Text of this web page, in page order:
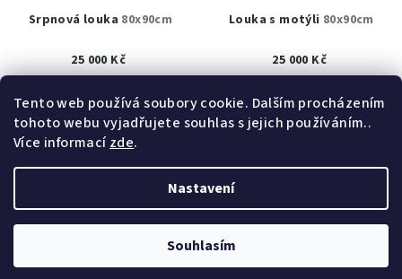
Tento web používá soubory cookie. Dalším procházením
tohoto webu vyjadřujete souhlas s jejich používáním..
Více informacízde.
Nastavení
Souhlasím
Srpnová louka 80x90cm
25 000 Kč
Detail
Louka s motýli 80x90cm
25 000 Kč
Vytvořil Shoptet